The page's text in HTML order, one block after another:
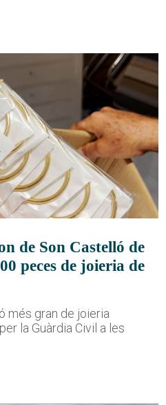
de Son Castelló de
peces de joieria de
més gran de joieria
la Guàrdia Civil a les